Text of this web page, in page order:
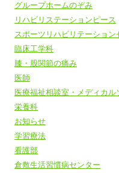
グループホームのぞみ
リハビリステーションピース
スポーツリハビリテーション
臨床工学科
膝・股関節の痛み
医師
医療福祉相談室・メディカル
栄養科
お知らせ
学習療法
看護部
倉敷生活習慣病センター